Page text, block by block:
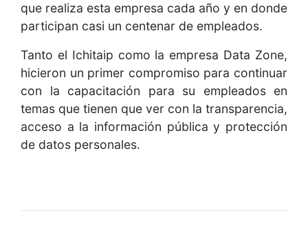
que realiza esta empresa cada año y en donde
participan casi un centenar de empleados.
Tanto el Ichitaip como la empresa Data Zone,
hicieron un primer compromiso para continuar
con la capacitación para su empleados en
temas que tienen que ver con la transparencia,
acceso a la información pública y protección
de datos personales.